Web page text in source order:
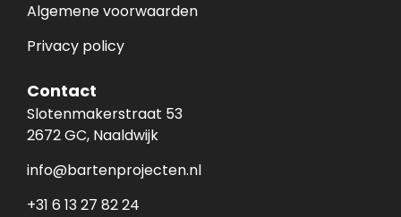
Algemene voorwaarden
Privacy policy
Contact
Slotenmakerstraat 53
2672 GC, Naaldwijk
info@bartenprojecten.nl
+31 6 13 27 82 24